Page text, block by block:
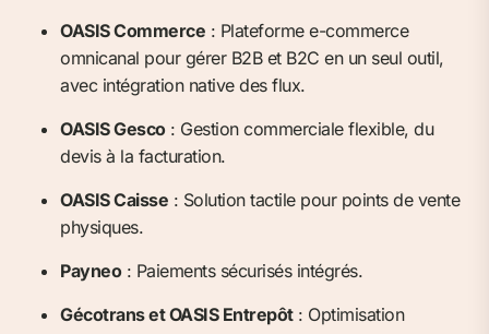
OASIS Commerce : Plateforme e-commerce
omnicanal pour gérer B2B et B2C en un seul outil,
avec intégration native des flux.
OASIS Gesco: Gestion commerciale flexible, du
devis à la facturation.
OASIS Caisse : Solution tactile pour points de vente
physiques.
Payneo: Paiements sécurisés intégrés.
Gécotrans et OASIS Entrepôt: Optimisation